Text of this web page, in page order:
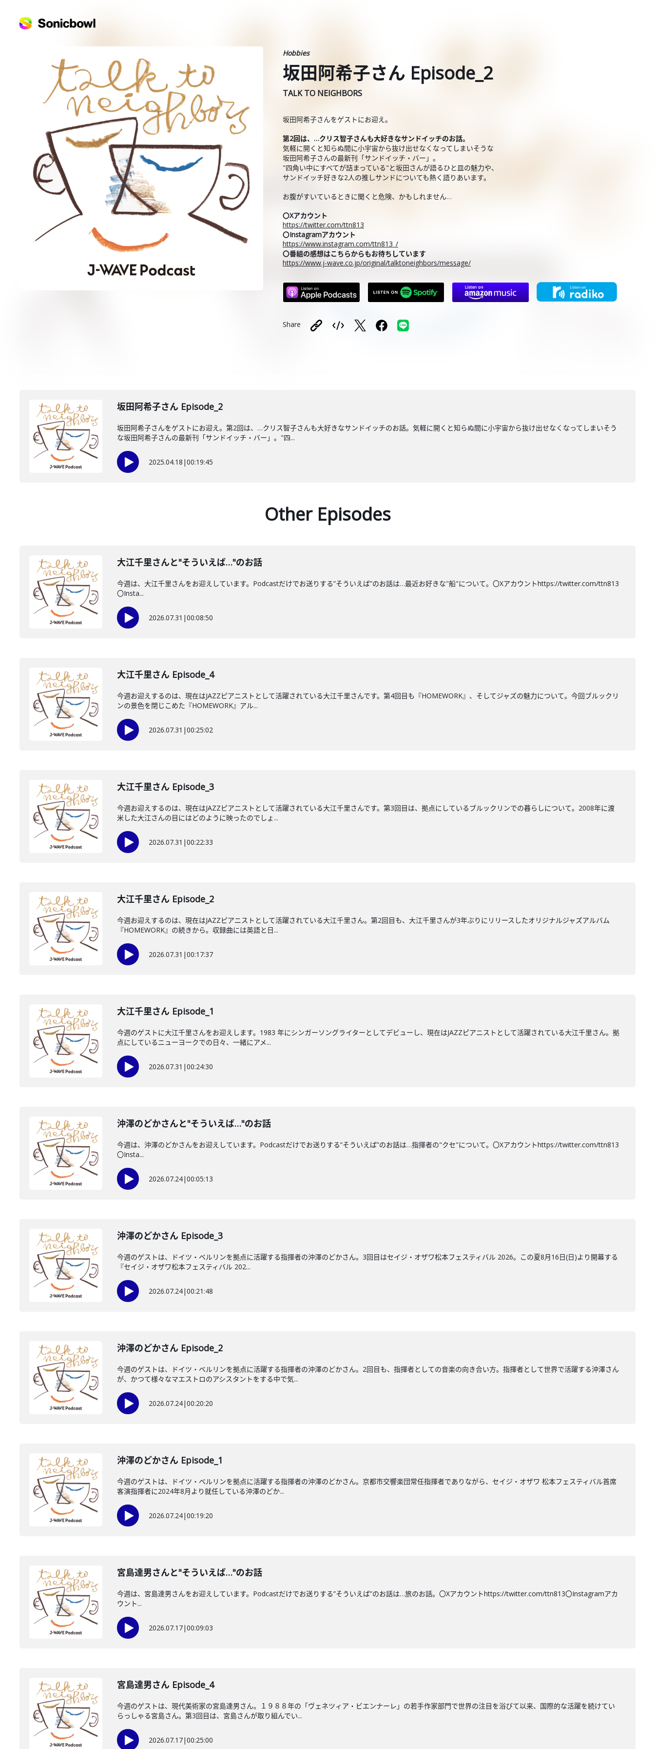
Hobbies
坂田阿希子さん Episode_2
TALK TO NEIGHBORS
坂田阿希子さんをゲストにお迎え。
第2回は、…クリス智子さんも大好きなサンドイッチのお話。
気軽に開くと知らぬ間に小宇宙から抜け出せなくなってしまいそうな
坂田阿希子さんの最新刊「サンドイッチ・バー」。
"四角い中にすべてが詰まっている"と坂田さんが語るひと皿の魅力や、
サンドイッチ好きな2人の推しサンドについても熱く語りあいます。
お腹がすいているときに聞くと危険、かもしれません…
〇Xアカウント
https://twitter.com/ttn813
〇Instagramアカウント
https://www.instagram.com/ttn813_/
〇番組の感想はこちらからもお待ちしています
https://www.j-wave.co.jp/original/talktoneighbors/message/
Share
坂田阿希子さん Episode_2
坂田阿希子さんをゲストにお迎え。第2回は、…クリス智子さんも大好きなサンドイッチのお話。気軽に開くと知らぬ間に小宇宙から抜け出せなくなってしまいそう
な坂田阿希子さんの最新刊「サンドイッチ・バー」。"四...
2025.04.18 |00:19:45
Other Episodes
大江千里さんと"そういえば…"のお話
今週は、大江千里さんをお迎えしています。Podcastだけでお送りする”そういえば”のお話は…最近お好きな"船"について。〇Xアカウントhttps://twitter.com/ttn813
〇Insta...
2026.07.31 |00:08:50
大江千里さん Episode_4
今週お迎えするのは、現在はJAZZピアニストとして活躍されている大江千里さんです。第4回目も『HOMEWORK』、そしてジャズの魅力について。今回ブルックリ
ンの景色を閉じこめた『HOMEWORK』アル...
2026.07.31 |00:25:02
大江千里さん Episode_3
今週お迎えするのは、現在はJAZZピアニストとして活躍されている大江千里さんです。第3回目は、拠点にしているブルックリンでの暮らしについて。2008年に渡
米した大江さんの目にはどのように映ったのでしょ...
2026.07.31 |00:22:33
大江千里さん Episode_2
今週お迎えするのは、現在はJAZZピアニストとして活躍されている大江千里さん。第2回目も、大江千里さんが3年ぶりにリリースしたオリジナルジャズアルバム
『HOMEWORK』の続きから。収録曲には英語と日...
2026.07.31 |00:17:37
大江千里さん Episode_1
今週のゲストに大江千里さんをお迎えします。1983 年にシンガーソングライターとしてデビューし、現在はJAZZピアニストとして活躍されている大江千里さん。拠
点にしているニューヨークでの日々、一緒にアメ...
2026.07.31 |00:24:30
沖澤のどかさんと"そういえば…"のお話
今週は、沖澤のどかさんをお迎えしています。Podcastだけでお送りする”そういえば”のお話は…指揮者の"クセ"について。〇Xアカウントhttps://twitter.com/ttn813
〇Insta...
2026.07.24|00:05:13
沖澤のどかさん Episode_3
今週のゲストは、ドイツ・ベルリンを拠点に活躍する指揮者の沖澤のどかさん。3回目はセイジ・オザワ松本フェスティバル 2026。この夏8月16日(日)より開幕する
『セイジ・オザワ松本フェスティバル 202...
2026.07.24|00:21:48
沖澤のどかさん Episode_2
今週のゲストは、ドイツ・ベルリンを拠点に活躍する指揮者の沖澤のどかさん。2回目も、指揮者としての音楽の向き合い方。指揮者として世界で活躍する沖澤さん
が、かつて様々なマエストロのアシスタントをする中で気...
2026.07.24|00:20:20
沖澤のどかさん Episode_1
今週のゲストは、ドイツ・ベルリンを拠点に活躍する指揮者の沖澤のどかさん。京都市交響楽団常任指揮者でありながら、セイジ・オザワ 松本フェスティバル首席
客演指揮者に2024年8月より就任している沖澤のどか...
2026.07.24|00:19:20
宮島達男さんと"そういえば…"のお話
今週は、宮島達男さんをお迎えしています。Podcastだけでお送りする”そういえば”のお話は…旅のお話。〇Xアカウントhttps://twitter.com/ttn813〇Instagramアカ
ウント...
2026.07.17|00:09:03
宮島達男さん Episode_4
今週のゲストは、現代美術家の宮島達男さん。１９８８年の「ヴェネツィア・ビエンナーレ」の若手作家部門で世界の注目を浴びて以来、国際的な活躍を続けてい
らっしゃる宮島さん。第3回目は、宮島さんが取り組んでい...
2026.07.17|00:25:00